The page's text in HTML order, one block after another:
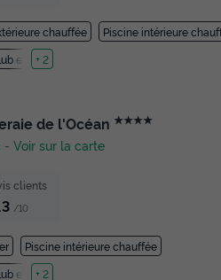
chauffée
Piscine intérieure
enfant
+ 2
de l'Océan ★★★★
-Voir sur la carte
clients
/10
Piscine intérieure chauffée
enfant
+ 2